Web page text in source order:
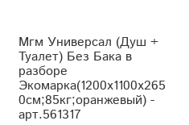
Мгм Универсал (Душ +
Туалет) Без Бака в
разборе
Экомарка(1200x1100x265
0см;85кг;оранжевый) -
арт.561317